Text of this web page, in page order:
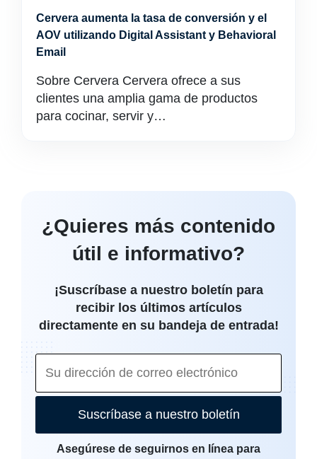
Cervera aumenta la tasa de conversión y el
AOV utilizando Digital Assistant y Behavioral
Email
Sobre Cervera Cervera ofrece a sus
clientes una amplia gama de productos
para cocinar, servir y…
¿Quieres más contenido
útil e informativo?
¡Suscríbase a nuestro boletín para
recibir los últimos artículos
directamente en su bandeja de entrada!
Suscríbase a nuestro boletín
Asegúrese de seguirnos en línea para